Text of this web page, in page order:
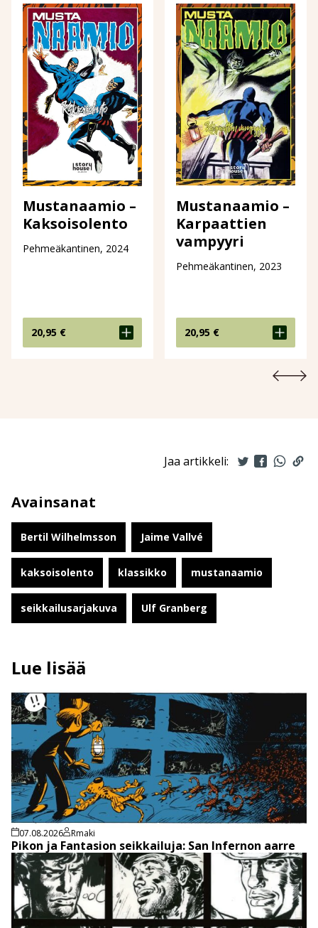
Mustanaamio –
Kaksoisolento
Pehmeäkantinen, 2024
20,95 €
Mustanaamio –
Karpaattien
vampyyri
Pehmeäkantinen, 2023
20,95 €
Jaa artikkeli:
Avainsanat
Bertil Wilhelmsson Jaime Vallvé
kaksoisolento klassikko mustanaamio
seikkailusarjakuva Ulf Granberg
Lue lisää
07.08.2026 Rmaki
Pikon ja Fantasion seikkailuja: San Infernon aarre